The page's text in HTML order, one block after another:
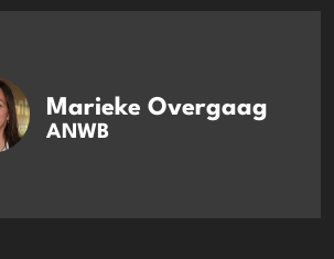
Marieke Overgaag
ANWB